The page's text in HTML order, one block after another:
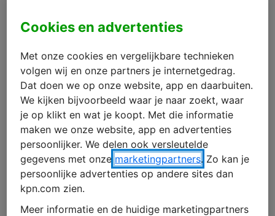
Cookies en advertenties
Met onze cookies en vergelijkbare technieken
volgen wij en onze partners je internetgedrag.
Dat doen we op onze website, app en daarbuiten.
We kijken bijvoorbeeld waar je naar zoekt, waar
je op klikt en wat je koopt. Met die informatie
maken we onze website, app en advertenties
persoonlijker. We delen ook versleutelde
gegevens met onze marketingpartners. Zo kan je
persoonlijke advertenties op andere sites dan
kpn.com zien.
Meer informatie en de huidige marketingpartners